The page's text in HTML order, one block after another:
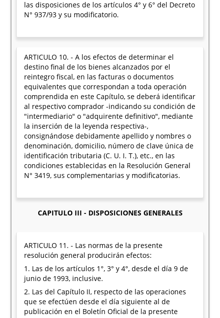
las disposiciones de los artículos 4° y 6° del Decreto
N° 937/93 y su modificatorio.
ARTICULO 10. - A los efectos de determinar el
destino final de los bienes alcanzados por el
reintegro fiscal, en las facturas o documentos
equivalentes que correspondan a toda operación
comprendida en este Capítulo, se deberá identificar
al respectivo comprador -indicando su condición de
"intermediario" o "adquirente definitivo", mediante
la inserción de la leyenda respectiva-,
consignándose debidamente apellido y nombres o
denominación, domicilio, número de clave única de
identificación tributaria (C. U. I. T.), etc., en las
condiciones establecidas en la Resolución General
N° 3419, sus complementarias y modificatorias.
CAPITULO III - DISPOSICIONES GENERALES
ARTICULO 11. - Las normas de la presente
resolución general producirán efectos:
1. Las de los artículos 1°, 3° y 4°, desde el día 9 de
junio de 1993, inclusive.
2. Las del Capítulo II, respecto de las operaciones
que se efectúen desde el día siguiente al de
publicación en el Boletín Oficial de la presente